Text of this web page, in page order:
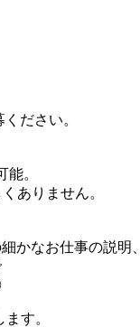
ださい。
。
ありません。
かなお仕事の説明、
す。